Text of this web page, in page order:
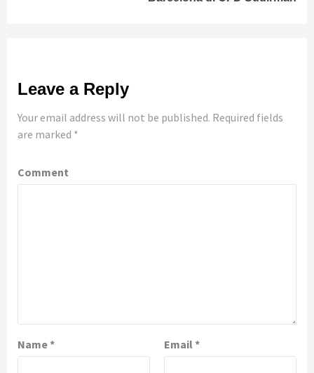
Leave a Reply
Your email address will not be published. Required fields
are marked *
Comment
Name* Email*